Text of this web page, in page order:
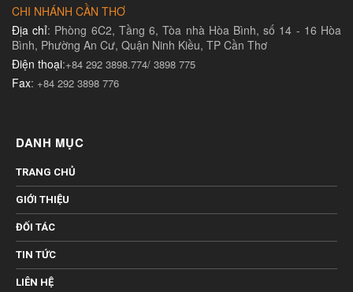
CHI NHÁNH CẦN THƠ
Địa chỉ: Phòng 6C2, Tầng 6, Tòa nhà Hòa Bình, số 14 - 16 Hòa
Bình, Phường An Cư, Quận Ninh Kiều, TP Cần Thơ
Điện thoại:+84 292 3898.774/ 3898 775
Fax: +84 292 3898 776
DANH MỤC
TRANG CHỦ
GIỚI THIỆU
ĐỐI TÁC
TIN TỨC
LIÊN HỆ